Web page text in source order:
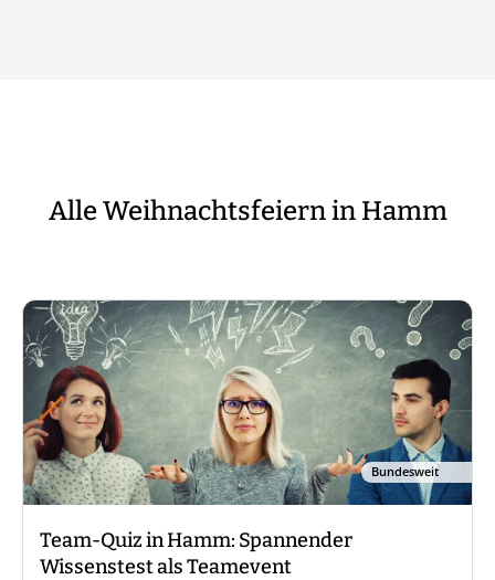
Alle Weihnachtsfeiern in Hamm
Bundesweit
Team-Quiz in Hamm: Spannender
Wissenstest als Teamevent